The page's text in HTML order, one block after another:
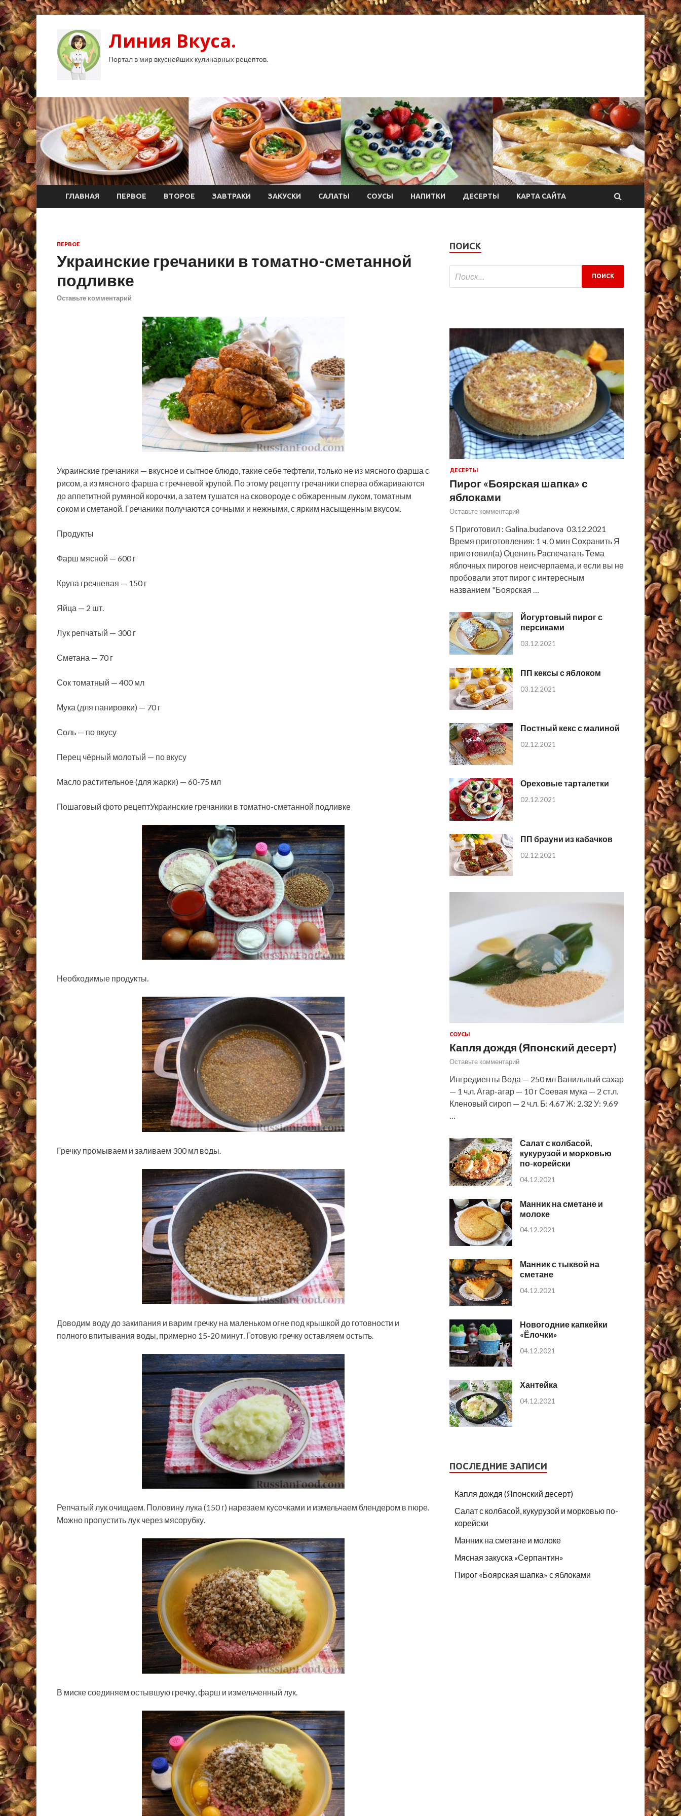
Линия Вкуса.
Портал в мир вкуснейших кулинарных рецептов.
ГЛАВНАЯ ПЕРВОЕ ВТОРОЕ ЗАВТРАКИ ЗАКУСКИ САЛАТЫ СОУСЫ НАПИТКИ ДЕСЕРТЫ КАРТА САЙТА
ПЕРВОЕ
Украинские гречаники в томатно-сметанной
подливке
Оставьте комментарий
Украинские гречаники — вкусное и сытное блюдо, такие себе тефтели, только не из мясного фарша с
рисом, а из мясного фарша с гречневой крупой. По этому рецепту гречаники сперва обжариваются
до аппетитной румяной корочки, а затем тушатся на сковороде с обжаренным луком, томатным
соком и сметаной. Гречаники получаются сочными и нежными, с ярким насыщенным вкусом.
Продукты
Фарш мясной — 600 г
Крупа гречневая — 150 г
Яйца — 2 шт.
Лук репчатый — 300 г
Сметана — 70 г
Сок томатный — 400 мл
Мука (для панировки) — 70 г
Соль — по вкусу
Перец чёрный молотый — по вкусу
Масло растительное (для жарки) — 60-75 мл
Пошаговый фото рецептУкраинские гречаники в томатно-сметанной подливке
Необходимые продукты.
Гречку промываем и заливаем 300 мл воды.
Доводим воду до закипания и варим гречку на маленьком огне под крышкой до готовности и
полного впитывания воды, примерно 15-20 минут. Готовую гречку оставляем остыть.
Репчатый лук очищаем. Половину лука (150 г) нарезаем кусочками и измельчаем блендером в пюре.
Можно пропустить лук через мясорубку.
В миске соединяем остывшую гречку, фарш и измельченный лук.
ПОИСК
ДЕСЕРТЫ
Пирог «Боярская шапка» с
яблоками
Оставьте комментарий
5 Приготовил : Galina.budanova 03.12.2021
Время приготовления: 1 ч. 0 мин Сохранить Я
приготовил(а) Оценить Распечатать Тема
яблочных пирогов неисчерпаема, и если вы не
пробовали этот пирог с интересным
названием "Боярская …
Йогуртовый пирог с
персиками
03.12.2021
ПП кексы с яблоком
03.12.2021
Постный кекс с малиной
02.12.2021
Ореховые тарталетки
02.12.2021
ПП брауни из кабачков
02.12.2021
СОУСЫ
Капля дождя (Японский десерт)
Оставьте комментарий
Ингредиенты Вода — 250 мл Ванильный сахар
— 1 ч.л. Агар-агар — 10 г Соевая мука — 2 ст.л.
Кленовый сироп — 2 ч.л. Б: 4.67 Ж: 2.32 У: 9.69
…
Салат с колбасой,
кукурузой и морковью
по-корейски
04.12.2021
Манник на сметане и
молоке
04.12.2021
Манник с тыквой на
сметане
04.12.2021
Новогодние капкейки
«Ёлочки»
04.12.2021
Хантейка
04.12.2021
ПОСЛЕДНИЕ ЗАПИСИ
Капля дождя (Японский десерт)
Салат с колбасой, кукурузой и морковью по-
корейски
Манник на сметане и молоке
Мясная закуска «Серпантин»
Пирог «Боярская шапка» с яблоками